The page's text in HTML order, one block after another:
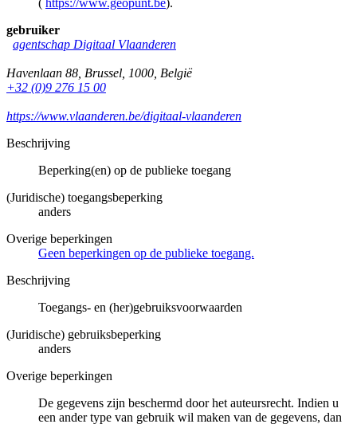
gebruiker
agentschap Digitaal Vlaanderen
Havenlaan 88 Brussel 1000 België
+32 (0)9 276 15 00
https://www.vlaanderen.be/digitaal-vlaanderen
Beschrijving
Beperking(en) op de publieke toegang
(Juridische) toegangsbeperking
anders
Overige beperkingen
Geen beperkingen op de publieke toegang.
Beschrijving
Toegangs- en (her)gebruiksvoorwaarden
(Juridische) gebruiksbeperking
anders
Overige beperkingen
De gegevens zijn beschermd door het auteursrecht. Indien u
een ander type van gebruik wil maken van de gegevens, dan